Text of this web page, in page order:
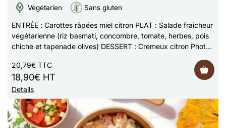
Végétarien Sans gluten
ENTRÉE : Carottes râpées miel citron PLAT : Salade fraicheur
végétarienne (riz basmati, concombre, tomate, herbes, pois
chiche et tapenade olives) DESSERT : Crémeux citron Photo
20,79€ TTC
18,90€ HT
Details